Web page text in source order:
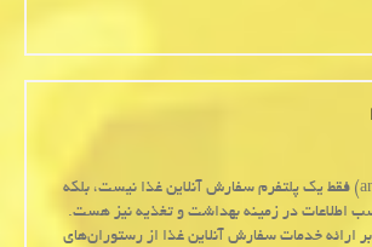
آنی غذا (anighaza.ir) فقط یک پلتفرم سفارش آنلاین غذا نیست، بلکه
اطلاعات در زمینه بهداشت و تغذیه نیز هست.
ارائه خدمات سفارش آنلاین غذا از رستوران‌های